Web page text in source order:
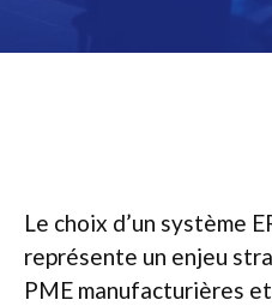
Le choix d’un système
représente un enjeu
PME manufacturières